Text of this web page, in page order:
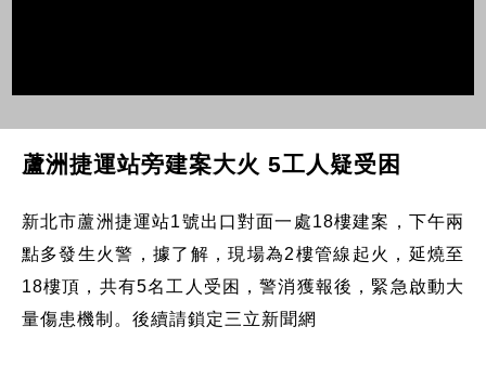
蘆洲捷運站旁建案大火 5工人疑受困
新北市蘆洲捷運站1號出口對面一處18樓建案，下午兩
點多發生火警，據了解，現場為2樓管線起火，延燒至
18樓頂，共有5名工人受困，警消獲報後，緊急啟動大
量傷患機制。後續請鎖定三立新聞網